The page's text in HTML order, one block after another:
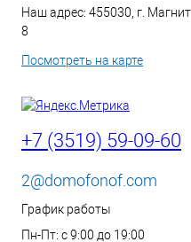
Наш адрес: 455030, г.
8
Посмотреть на карте
+7 (3519) 59-09-60
2@domofonof.com
График работы
Пн-Пт: с 9:00 до 19:00